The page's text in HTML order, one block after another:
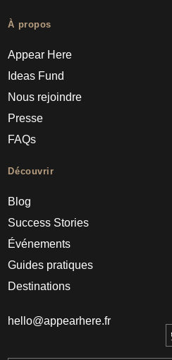
À propos
Appear Here
Ideas Fund
Nous rejoindre
Presse
FAQs
Découvrir
Blog
Success Stories
Événements
Guides pratiques
Destinations
hello@appearhere.fr